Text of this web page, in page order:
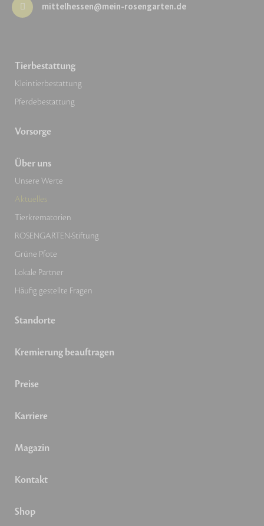
mittelhessen@mein-rosengarten.de
Tierbestattung
Kleintierbestattung
Pferdebestattung
Vorsorge
Über uns
Unsere Werte
Aktuelles
Tierkrematorien
ROSENGARTEN-Stiftung
Grüne Pfote
Lokale Partner
Häufig gestellte Fragen
Standorte
Kremierung beauftragen
Preise
Karriere
Magazin
Kontakt
Shop